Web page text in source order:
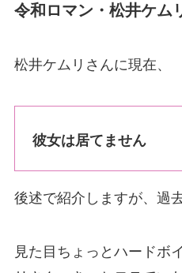
令和ロマン・松井ケム
松井ケムリさんに現在、
彼女は居てません
後述で紹介しますが、過
見た目ちょっとハードボ